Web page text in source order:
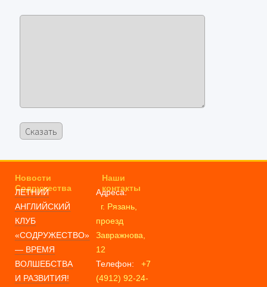
Новости
Содружества
ЛЕТНИЙ
АНГЛИЙСКИЙ
КЛУБ
«СОДРУЖЕСТВО»
— ВРЕМЯ
ВОЛШЕБСТВА
И РАЗВИТИЯ!
Наши
контакты
Адреса:
г. Рязань,
проезд
Завражнова,
12
Телефон:
+7
(4912) 92-24-